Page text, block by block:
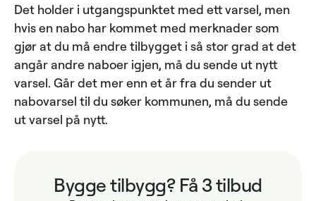
Det holder i utgangspunktet med ett varsel, men
hvis en nabo har kommet med merknader som
gjør at du må endre tilbygget i så stor grad at det
angår andre naboer igjen, må du sende ut nytt
varsel. Går det mer enn et år fra du sender ut
nabovarsel til du søker kommunen, må du sende
ut varsel på nytt.
Bygge tilbygg? Få 3 tilbud